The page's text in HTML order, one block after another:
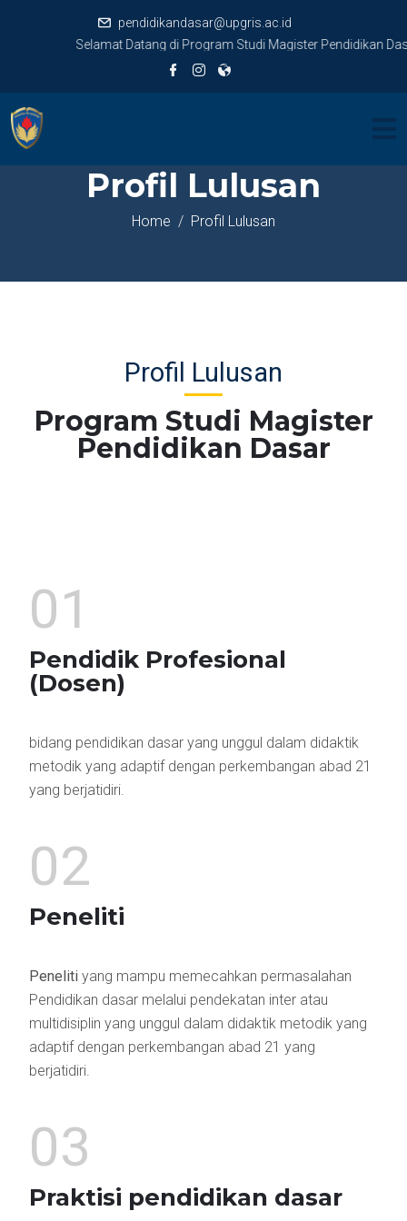
pendidikandasar@upgris.ac.id
Selamat Datang di Program Studi Magister Pendidikan
Profil Lulusan
Home Profil Lulusan
Program Studi Magister
Pendidikan Dasar
Profil Lulusan
Pendidik Profesional
(Dosen)
01
bidang pendidikan dasar yang unggul dalam didaktik
metodik yang adaptif dengan perkembangan abad 21
yang berjatidiri.
Peneliti
02
Peneliti yang mampu memecahkan permasalahan
Pendidikan dasar melalui pendekatan inter atau
multidisiplin yang unggul dalam didaktik metodik yang
adaptif dengan perkembangan abad 21 yang
berjatidiri.
Praktisi pendidikan dasar
03